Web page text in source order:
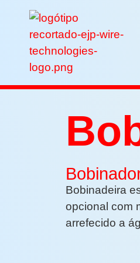
Bobinadeira
opcional com
arrefecido a